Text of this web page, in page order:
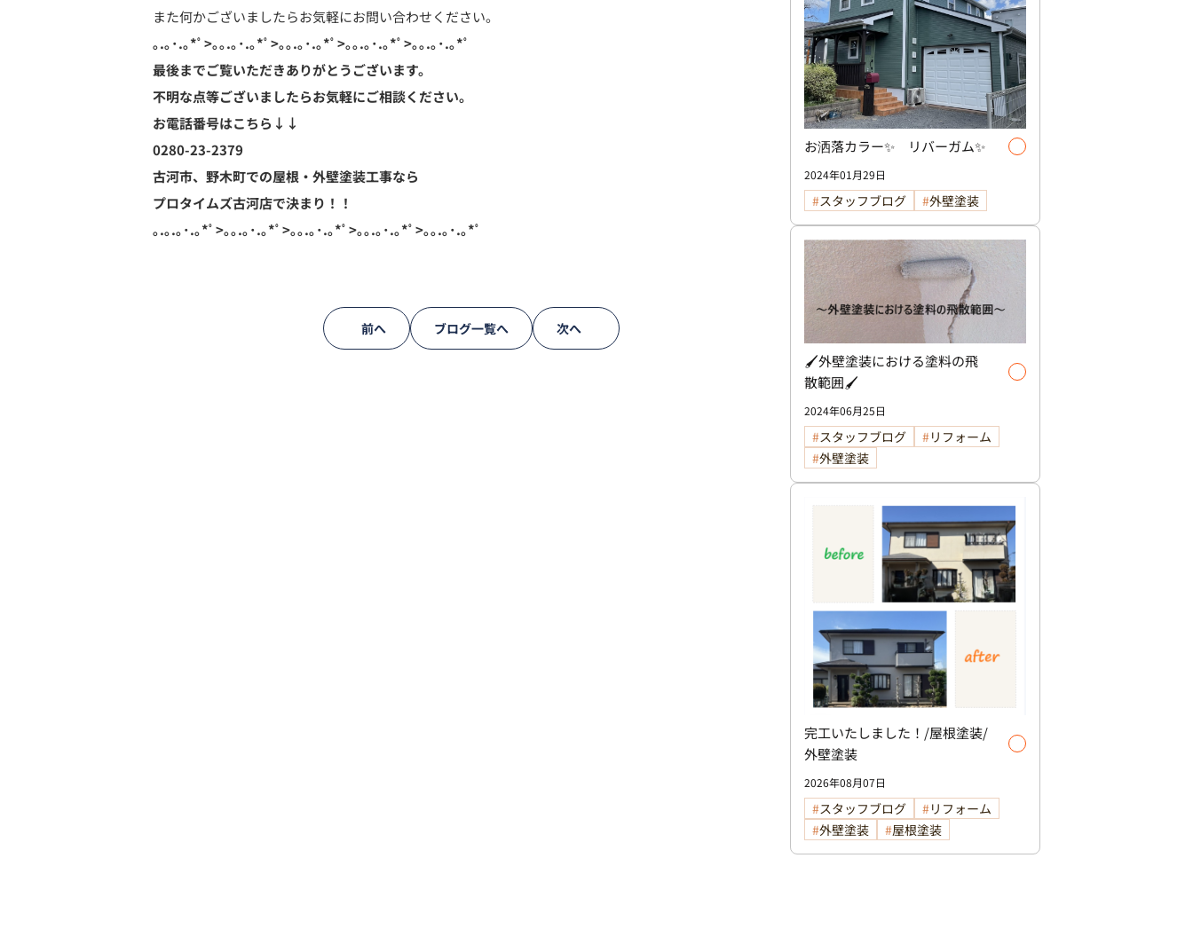
また何かございましたらお気軽にお問い合わせください。
｡.｡･.｡*ﾟ>｡｡.｡･.｡*ﾟ>｡｡.｡･.｡*ﾟ>｡｡.｡･.｡*ﾟ>｡｡.｡･.｡*ﾟ
最後までご覧いただきありがとうございます。
不明な点等ございましたらお気軽にご相談ください。
お電話番号はこちら↓↓
0280-23-2379
古河市、野木町での屋根・外壁塗装工事なら
プロタイムズ古河店で決まり！！
｡.｡.｡･.｡*ﾟ>｡｡.｡･.｡*ﾟ>｡｡.｡･.｡*ﾟ>｡｡.｡･.｡*ﾟ>｡｡.｡･.｡*ﾟ
前へ ブログ一覧へ 次へ
お洒落カラー✨ リバーガム✨
2024年01月29日
スタッフブログ 外壁塗装
🖌️外壁塗装における塗料の飛
散範囲🖌️
2024年06月25日
スタッフブログ
リフォーム
外壁塗装
完工いたしました！/屋根塗装/
外壁塗装
2026年08月07日
スタッフブログ
リフォーム
外壁塗装
屋根塗装